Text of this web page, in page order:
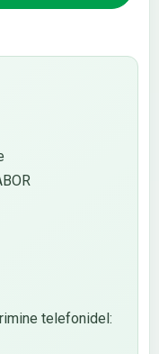
telefonidel: